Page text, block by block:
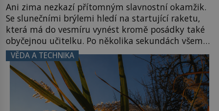
Ani zima nezkazí přítomným slavnostní okamžik.
Se slunečními brýlemi hledí na startující raketu,
která má do vesmíru vynést kromě posádky také
obyčejnou učitelku. Po několika sekundách všem
ztuhnou úsměvy, stroj totiž exploduje. Jejich
konstrukce není z levného kraje, daňové
poplatníky stojí miliardy dolarů. Na druhou stranu
zvládnou jen představitelné věci. Na malé kousky
Název: Columbia První […]
VĚDA A TECHNIKA